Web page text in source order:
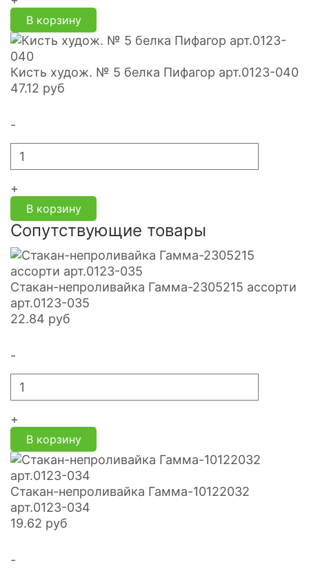
В корзину
Кисть худож. № 5 белка Пифагор арт.0123-040
47.12 руб
-
+
В корзину
Сопутствующие товары
Стакан-непроливайка Гамма-2305215 ассорти
арт.0123-035
22.84 руб
-
+
В корзину
Стакан-непроливайка Гамма-10122032
арт.0123-034
19.62 руб
-